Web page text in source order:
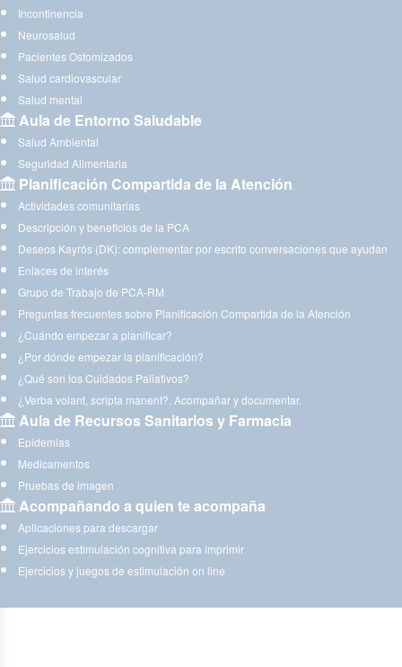
Incontinencia
Neurosalud
Pacientes Ostomizados
Salud cardiovascular
Salud mental
Aula de Entorno Saludable
Salud Ambiental
Seguridad Alimentaria
Planificación Compartida de la Atención
Actividades comunitarias
Descripción y beneficios de la PCA
Deseos Kayrós (DK): complementar por escrito conversaciones que ayudan
Enlaces de interés
Grupo de Trabajo de PCA-RM
Preguntas frecuentes sobre Planificación Compartida de la Atención
¿Cuándo empezar a planificar?
¿Por dónde empezar la planificación?
¿Qué son los Cuidados Paliativos?
¿Verba volant, scripta manent?. Acompañar y documentar.
Aula de Recursos Sanitarios y Farmacia
Epidemias
Medicamentos
Pruebas de imagen
Acompañando a quien te acompaña
Aplicaciones para descargar
Ejercicios estimulación cognitiva para imprimir
Ejercicios y juegos de estimulación on line